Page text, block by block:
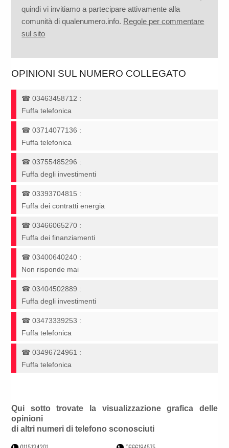
quindi vi invitiamo a partecipare attivamente alla
comunità di qualenumero.info. Regole per commentare
sul sito
OPINIONI SUL NUMERO COLLEGATO
☎03463458712 :
Fuffa telefonica
☎03714077136 :
Fuffa telefonica
☎03755485296 :
Fuffa degli investimenti
☎03393704815 :
Fuffa dei contratti energia
☎03466065270 :
Fuffa dei finanziamenti
☎03400640240 :
Non risponde mai
☎03404502889 :
Fuffa degli investimenti
☎03473339253 :
Fuffa telefonica
☎03496724961 :
Fuffa telefonica
Qui sotto trovate la visualizzazione grafica delle
opinioni
di altri numeri di telefono sconosciuti